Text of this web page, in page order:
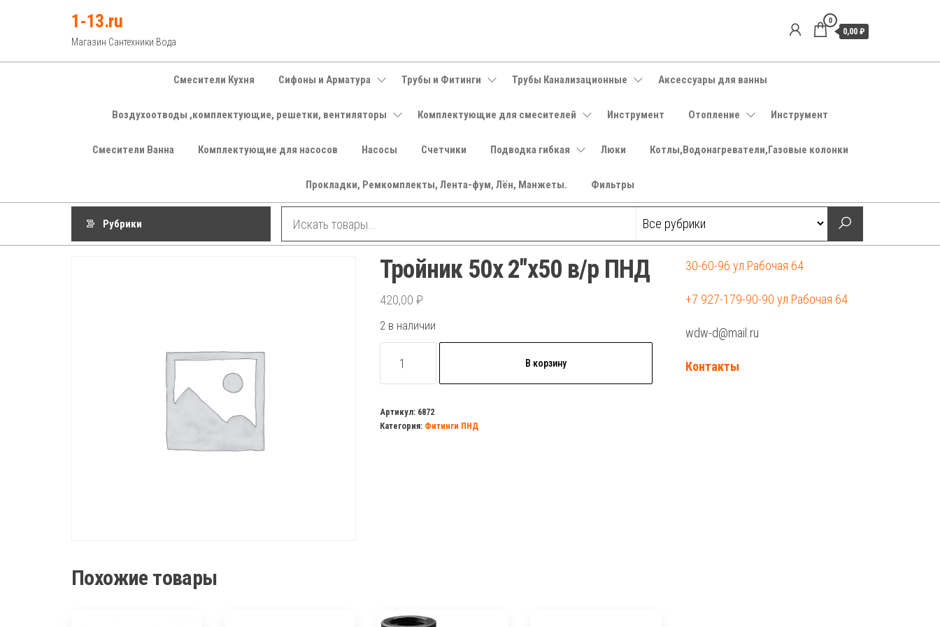
1-13.ru
Магазин Сантехники Вода
0
0,00 ₽
Смесители Кухня Сифоны и Арматура Трубы и Фитинги Трубы Канализационные Аксессуары для ванны
Воздухоотводы ,комплектующие, решетки, вентиляторы Комплектующие для смесителей Инструмент Отопление Инструмент
Смесители Ванна Комплектующие для насосов Насосы Счетчики Подводка гибкая Люки Котлы,Водонагреватели,Газовые колонки
Прокладки, Ремкомплекты, Лента-фум, Лён, Манжеты. Фильтры
Рубрики
Тройник 50х 2″х50 в/р ПНД
420,00 ₽
2 в наличии
товара
50х
2"х50
В корзину
Артикул: 6872
Категория: Фитинги ПНД
Похожие товары
30-60-96 ул.Рабочая 64
+7 927-179-90-90 ул.Рабочая 64
wdw-d@mail.ru
Контакты